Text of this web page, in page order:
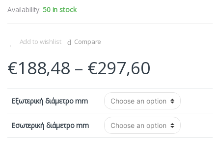
Availability:50 in stock
Add to wishlist Compare
€188,48 – €297,60
Εξωτερική διάμετρο mm
Εσωτερική διάμετρο mm